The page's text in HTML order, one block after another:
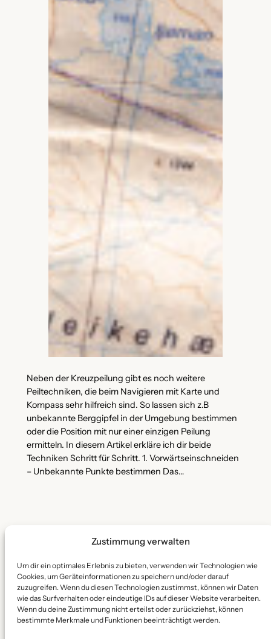
Zustimmung verwalten
Um dir ein optimales Erlebnis zu bieten, verwenden wir Technologien wie
Cookies, um Geräteinformationen zu speichern und/oder darauf
zuzugreifen. Wenn du diesen Technologien zustimmst, können wir Daten
wie das Surfverhalten oder eindeutige IDs auf dieser Website verarbeiten.
Wenn du deine Zustimmung nicht erteilst oder zurückziehst, können
bestimmte Merkmale und Funktionen beeinträchtigt werden.
Neben der Kreuzpeilung gibt es noch weitere
Peiltechniken, die beim Navigieren mit Karte und
Kompass sehr hilfreich sind. So lassen sich z.B
unbekannte Berggipfel in der Umgebung bestimmen
oder die Position mit nur einer einzigen Peilung
ermitteln. In diesem Artikel erkläre ich dir beide
Techniken Schritt für Schritt. 1. Vorwärtseinschneiden
– Unbekannte Punkte bestimmen Das…
Stamm Sarowe
Christliche Pfadfinderschaft